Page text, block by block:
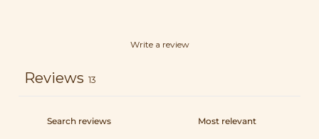
Write a review
Reviews 13